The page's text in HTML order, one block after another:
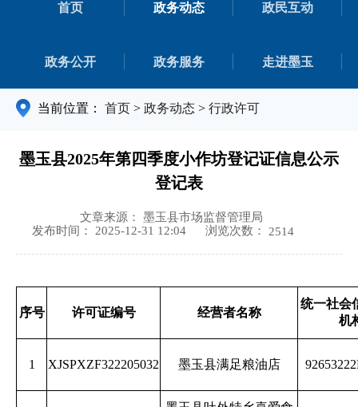
首页 政务动态 政民互动
政务公开 政务服务 走进墨玉
当前位置： 首页 > 政务动态 > 行政许可
墨玉县2025年第四季度小作坊登记证信息公示
登记表
文章来源： 墨玉县市场监督管理局
发布时间： 2025-12-31 12:04
浏览次数： 2514
序号 许可证编号 经营者名称
统一社会
机
1 XJSPXZF322205032 墨玉县满足粮油店